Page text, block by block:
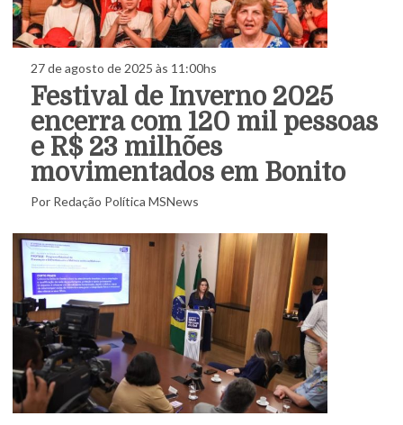
27 de agosto de 2025 às 11:00hs
Festival de Inverno 2025
encerra com 120 mil pessoas
e R$ 23 milhões
movimentados em Bonito
Por Redação Política MSNews